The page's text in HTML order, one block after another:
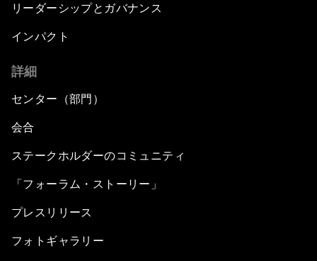
リーダーシップとガバナンス
インパクト
詳細
センター（部門）
会合
ステークホルダーのコミュニティ
「フォーラム・ストーリー」
プレスリリース
フォトギャラリー